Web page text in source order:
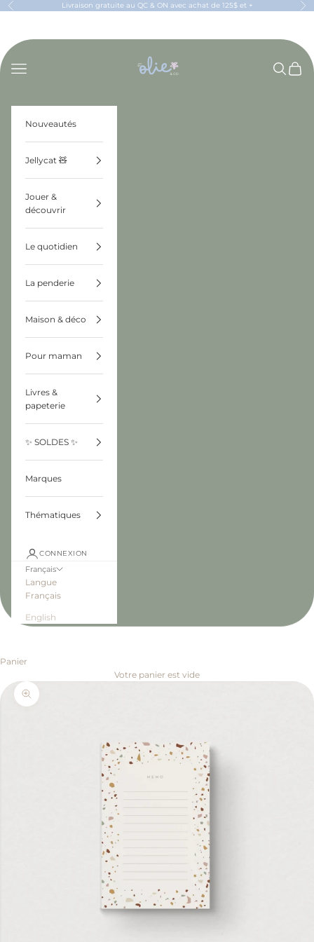
Passer au contenu
Précédent Livraison gratuite au QC & ON avec achat de 125$ et +
Menu
Panier
Nouveautés
Jellycat 🧸
Jouer &
découvrir
Le quotidien
La penderie
Maison & déco
Pour maman
Livres &
papeterie
✨ SOLDES ✨
Marques
Thématiques
CONNEXION
Français
Langue
Français
English
Panier
Votre panier est vide
Zoomer sur l'image